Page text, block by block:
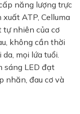
năng lượng trực
ATP, Celluma
tự nhiên của cơ
không cần thời
mọi lứa tuổi.
sáng LED đạt
nhăn, đau cơ và